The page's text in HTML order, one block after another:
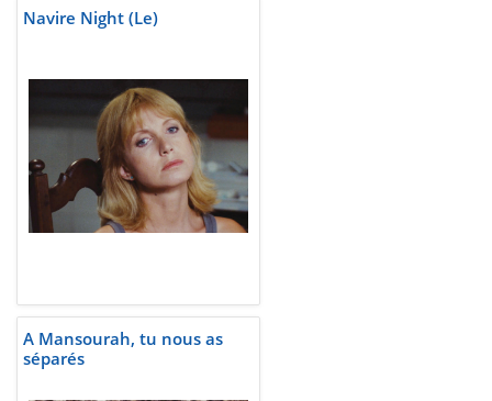
Navire Night (Le)
A Mansourah, tu nous as
séparés